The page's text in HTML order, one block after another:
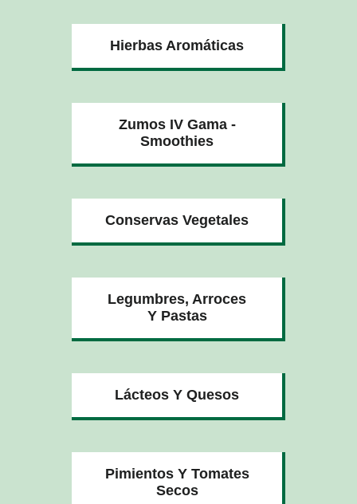
Hierbas Aromáticas
Zumos IV Gama -
Smoothies
Conservas Vegetales
Legumbres, Arroces
Y Pastas
Lácteos Y Quesos
Pimientos Y Tomates
Secos